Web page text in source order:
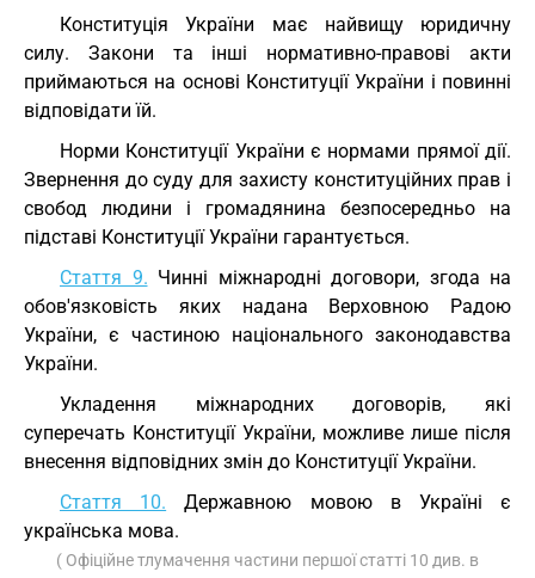
Конституція України має найвищу юридичну
силу. Закони та інші нормативно-правові акти
приймаються на основі Конституції України і повинні
відповідати їй.
Норми Конституції України є нормами прямої дії.
Звернення до суду для захисту конституційних прав і
свобод людини і громадянина безпосередньо на
підставі Конституції України гарантується.
Стаття 9. Чинні міжнародні договори, згода на
обов'язковість яких надана Верховною Радою
України, є частиною національного законодавства
України.
Укладення міжнародних договорів, які
суперечать Конституції України, можливе лише після
внесення відповідних змін до Конституції України.
Стаття 10. Державною мовою в Україні є
українська мова.
( Офіційне тлумачення частини першої статті 10 див. в